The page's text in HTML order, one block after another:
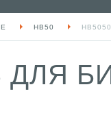
HB50 HB5050